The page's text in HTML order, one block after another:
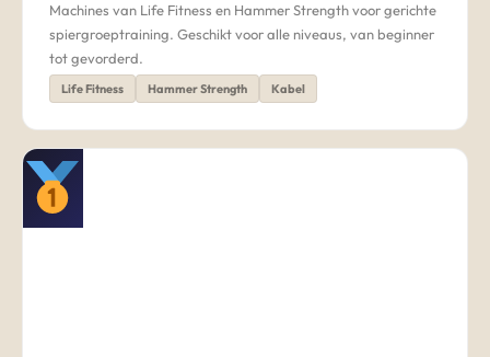
Machines van Life Fitness en Hammer Strength voor gerichte
spiergroeptraining. Geschikt voor alle niveaus, van beginner
tot gevorderd.
Life Fitness Hammer Strength Kabel